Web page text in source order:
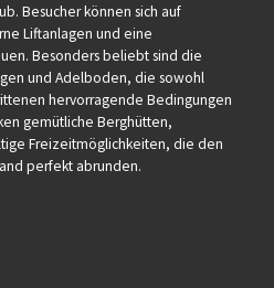
Besucher können sich auf
Liftanlagen und eine
Besonders beliebt sind die
und Adelboden, die sowohl
hervorragende Bedingungen
gemütliche Berghütten,
Freizeitmöglichkeiten, die den
perfekt abrunden.